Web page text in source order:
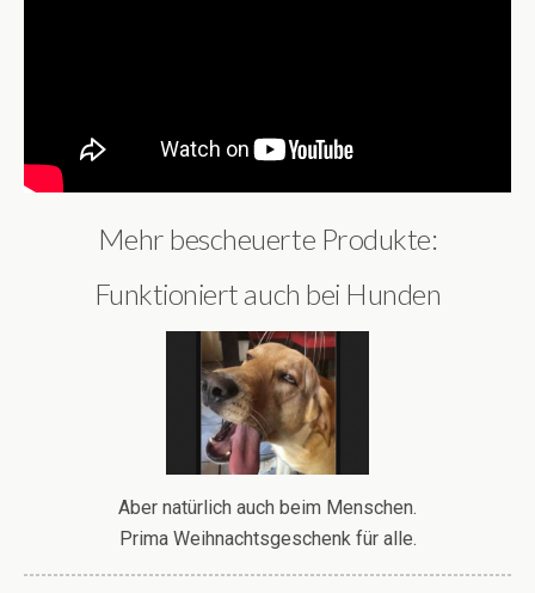
Mehr bescheuerte Produkte:
Funktioniert auch bei Hunden
Aber natürlich auch beim Menschen.
Prima Weihnachtsgeschenk für alle.